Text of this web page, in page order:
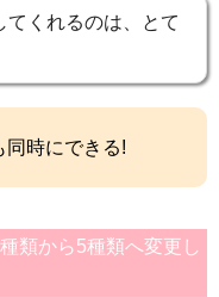
てくれるのは、とて
同時にできる!
類から5種類へ変更し